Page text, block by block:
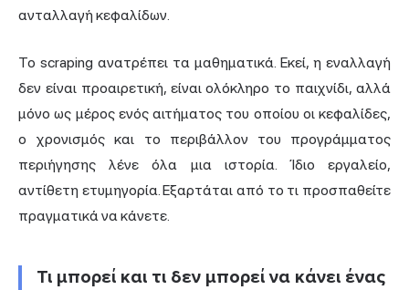
ανταλλαγή κεφαλίδων.
Το scraping ανατρέπει τα μαθηματικά. Εκεί, η εναλλαγή
δεν είναι προαιρετική, είναι ολόκληρο το παιχνίδι, αλλά
μόνο ως μέρος ενός αιτήματος του οποίου οι κεφαλίδες,
ο χρονισμός και το περιβάλλον του προγράμματος
περιήγησης λένε όλα μια ιστορία. Ίδιο εργαλείο,
αντίθετη ετυμηγορία. Εξαρτάται από το τι προσπαθείτε
πραγματικά να κάνετε.
Τι μπορεί και τι δεν μπορεί να κάνει ένας